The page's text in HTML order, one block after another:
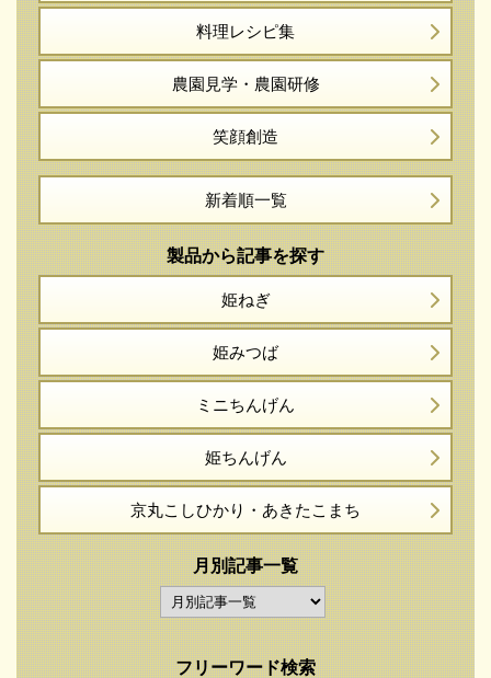
料理レシピ集
農園見学・農園研修
笑顔創造
新着順一覧
製品から記事を探す
姫ねぎ
姫みつば
ミニちんげん
姫ちんげん
京丸こしひかり・ あきたこまち
月別記事一覧
フリーワード検索